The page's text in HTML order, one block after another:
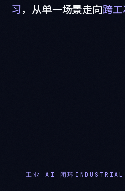
习， 从单一场景走向跨工
工业 AI 闭环